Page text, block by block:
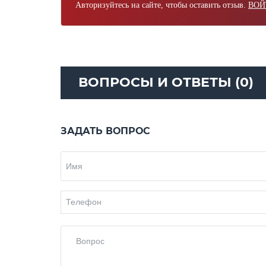
Авторизуйтесь на сайте, чтобы оставить отзыв.
ВОПРОСЫ И ОТВЕТЫ (0)
ЗАДАТЬ ВОПРОС